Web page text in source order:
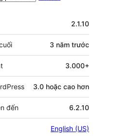
2.1.10
3 năm trước
3.000+
3.0 hoặc cao hơn
đến 6.2.10
English (US)